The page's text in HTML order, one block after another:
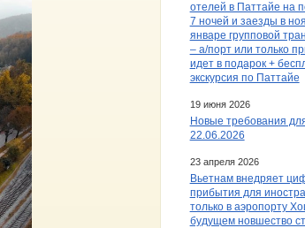
отелей в Паттайе на
7 ночей и заезды в
январе групповой
– а/порт или только
идет в подарок +
экскурсия по Паттайе
19 июня 2026
Новые требования
22.06.2026
23 апреля 2026
Вьетнам внедряет
прибытия для
только в аэропорту
будущем новшество